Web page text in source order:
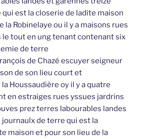
est la closerie de ladite maison
la Robinelaye ou il y a maisons rues
le tout en ung tenant contenant six
de terre
de Chazé escuyer seigneur
de son lieu court et
Houssaudière oy il y a quatre
en estraiges rues yssues jardrins
prez terres labourables landes
de terre qui est la
maison et pour son lieu de la